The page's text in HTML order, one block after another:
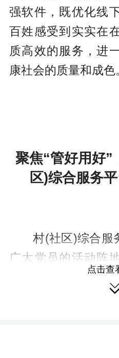
强软件，既优化线
百姓感受到实实在
质高效的服务，进
康社会的质量和成色
聚焦“管好用好”
区)综合服务
村(社区)综合服
广大党员的活动阵
就便享受公共服务
的重要载体。这些
央和省委统一部
多元投入机制，持
点击查